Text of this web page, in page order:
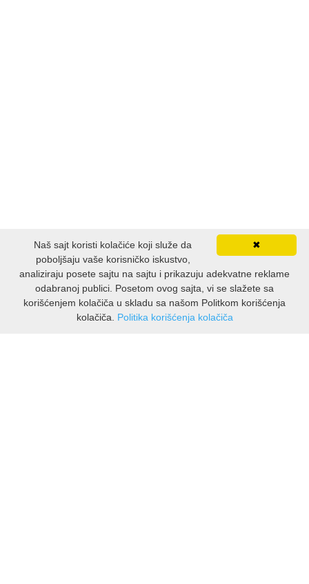
✖
Naš sajt koristi kolačiće koji služe da
poboljšaju vaše korisničko iskustvo,
analiziraju posete sajtu na sajtu i prikazuju adekvatne reklame
odabranoj publici. Posetom ovog sajta, vi se slažete sa
korišćenjem kolačiča u skladu sa našom Politkom korišćenja
kolačiča. Politika korišćenja kolačiča